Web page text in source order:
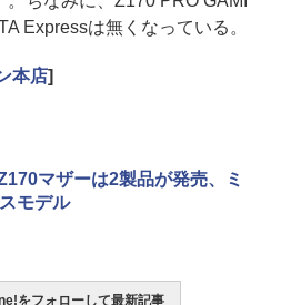
Expressは無くなっている。
本店]
マザーは2製品が発売、ミ
モデル
をフォローして最新記事